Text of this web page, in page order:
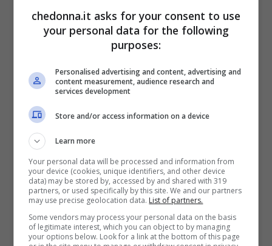
atteggiamenti narcisistici.
E’ emerso che i genitori che
considerano “più speciali degli altri
questo 12meritavano qualcosa in più nella
vita”, alla fine dello studio avevano i
bambini col più alto grado di narcisismo.
“I risultati supportano la teoria
dell’apprendimento sociale
contraddiconolateoria psicoanalitica
chedonna.it asks for your consent to use
your personal data for the following
purposes:
Personalised advertising and content, advertising and
content measurement, audience research and
services development
Store and/or access information on a device
Learn more
Your personal data will be processed and information from
your device (cookies, unique identifiers, and other device
data) may be stored by, accessed by and shared with 319
partners, or used specifically by this site. We and our partners
may use precise geolocation data. List of partners.
Some vendors may process your personal data on the basis
of legitimate interest, which you can object to by managing
your options below. Look for a link at the bottom of this page